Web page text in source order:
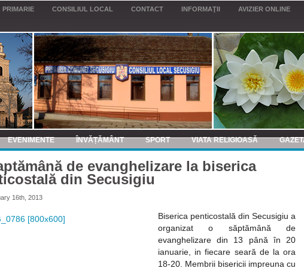
PRIMARIE CONSILIUL LOCAL CONTACT INFORMAŢII AVIZIER ONLINE
EVENIMENTE ÎNVĂȚĂMÂNT SPORT VIATA RELIGIOASĂ
de evanghelizare la biserica
din Secusigiu
16th, 2013
Biserica penticostală din Secusigiu a
organizat o săptămână de
evanghelizare din 13 până în 20
ianuarie, in fiecare seară de la ora
18-20. Membrii bisericii impreuna cu